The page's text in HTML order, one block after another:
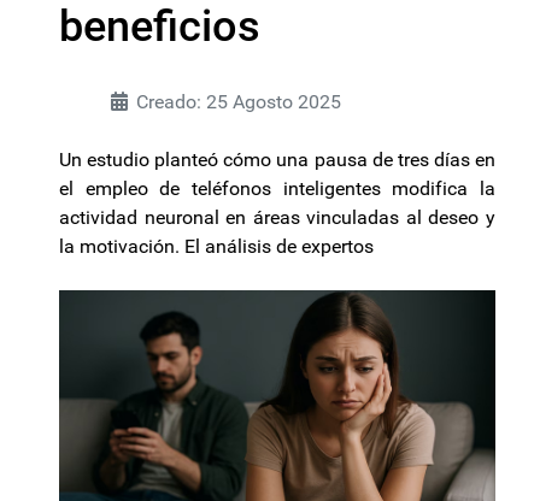
beneficios
Creado: 25 Agosto 2025
Un estudio planteó cómo una pausa de tres días en
el empleo de teléfonos inteligentes modifica la
actividad neuronal en áreas vinculadas al deseo y
la motivación. El análisis de expertos